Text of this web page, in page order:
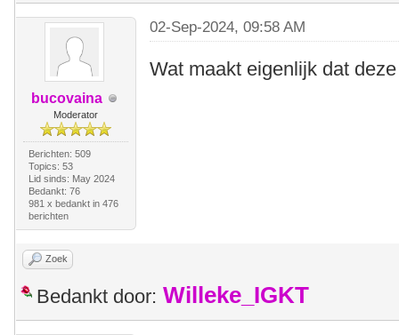
bucovaina
Moderator
Berichten: 509
Topics: 53
Lid sinds: May 2024
Bedankt: 76
981 x bedankt in 476
berichten
02-Sep-2024, 09:58 AM
Wat maakt eigenlijk dat
Zoek
Bedankt door: Willeke_IGKT